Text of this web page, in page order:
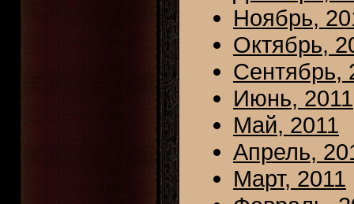
Ноябрь,
Октябрь,
Сентябрь,
Июнь, 2011
Май, 2011
Апрель,
Март, 2011